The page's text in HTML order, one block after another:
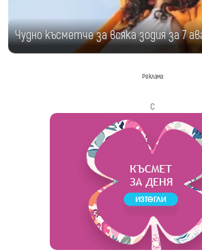
Чудно късметче за всяка зодия за 7
Реклама
с